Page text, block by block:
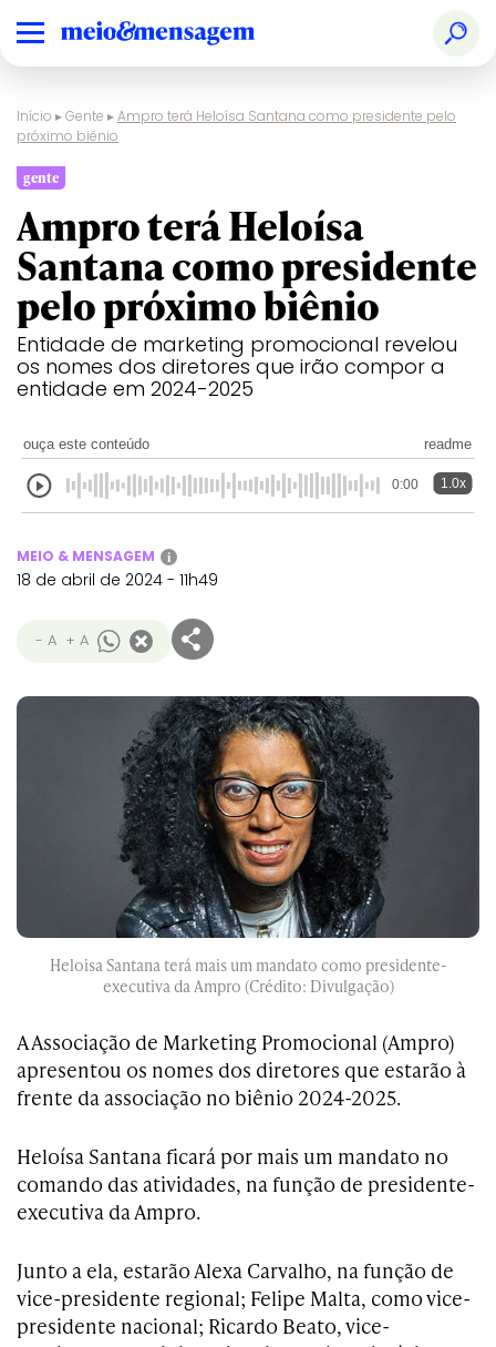
Início ▸Gente ▸Ampro terá Heloísa Santana como presidente pelo
próximo biênio
gente
Ampro terá Heloísa
Santana como presidente
pelo próximo biênio
Entidade de marketing promocional revelou
os nomes dos diretores que irão compor a
entidade em 2024-2025
ouça este conteúdo readme
0:00 1.0x
MEIO & MENSAGEM i
18 de abril de 2024 - 11h49
- A + A
Heloisa Santana terá mais um mandato como presidente-
executiva da Ampro (Crédito: Divulgação)
A Associação de Marketing Promocional (Ampro)
apresentou os nomes dos diretores que estarão à
frente da associação no biênio 2024-2025.
Heloísa Santana ficará por mais um mandato no
comando das atividades, na função de presidente-
executiva da Ampro.
Junto a ela, estarão Alexa Carvalho, na função de
vice-presidente regional; Felipe Malta, como vice-
presidente nacional; Ricardo Beato, vice-